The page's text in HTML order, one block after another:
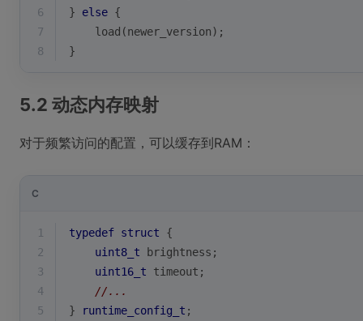
6
} else {
7
    load(newer_version);
8
}
5.2 动态内存映射
对于频繁访问的配置，可以缓存到RAM：
C
1 typedef struct {
2
uint8_t brightness;
3
uint16_t timeout;
4
//...
5
} runtime_config_t ;